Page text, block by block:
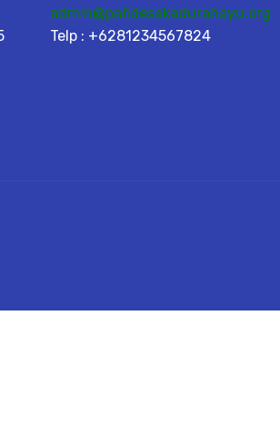
admin@pafidesakadurahayu.org
Telp : +6281234567824